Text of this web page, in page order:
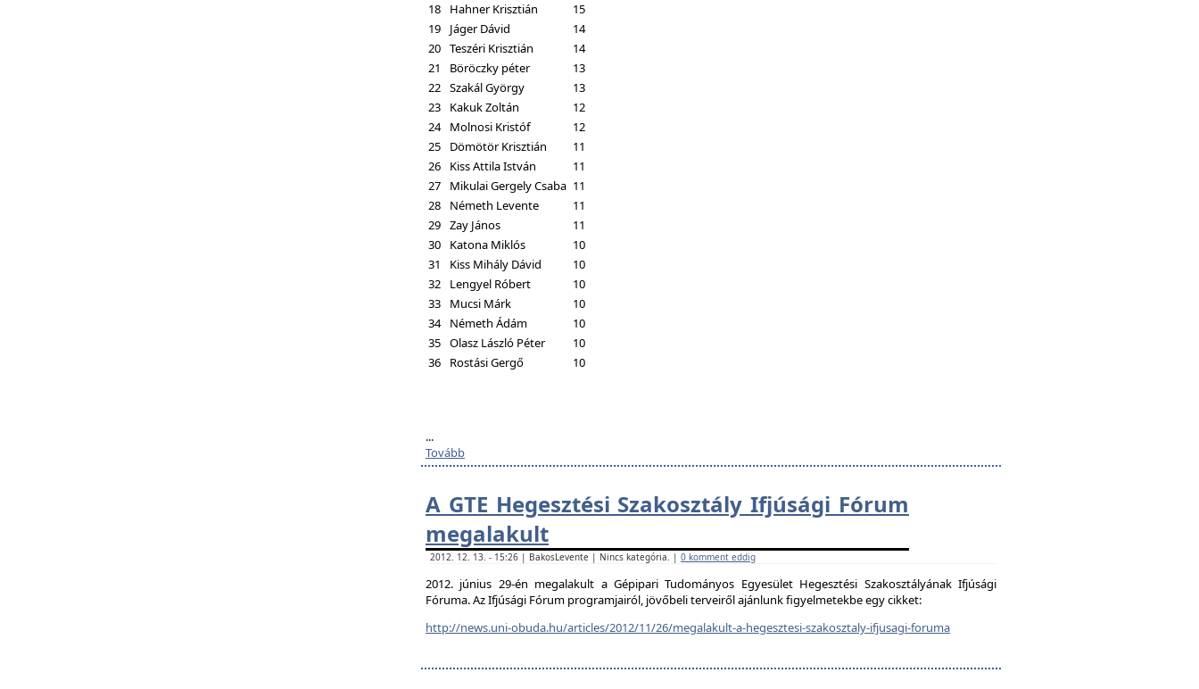
18
Hahner Krisztián
15
19
Jáger Dávid
14
20 Teszéri Krisztián
14
21
Böröczky péter
13
22 Szakál György
13
23
Kakuk Zoltán
12
24
Molnosi Kristóf
12
25
Dömötör Krisztián
11
26
Kiss Attila István
11
27
Mikulai Gergely Csaba 11
28
Németh Levente
11
29 Zay János
11
30
Katona Miklós
10
31
Kiss Mihály Dávid
10
32
Lengyel Róbert
10
33
Mucsi Márk
10
34
Németh Ádám
10
35 Olasz László Péter
10
36
Rostási Gergő 10
...
Tovább
A GTE Hegesztési Szakosztály Ifjúsági Fórum
megalakult
2012. 12. 13. - 15:26 | BakosLevente | Nincs kategória. | 0 komment eddig
2012. június 29-én megalakult a Gépipari Tudományos Egyesület Hegesztési Szakosztályának Ifjúsági
Fóruma. Az Ifjúsági Fórum programjairól, jövőbeli terveiről ajánlunk figyelmetekbe egy cikket:
http://news.uni-obuda.hu/articles/2012/11/26/megalakult-a-hegesztesi-szakosztaly-ifjusagi-foruma